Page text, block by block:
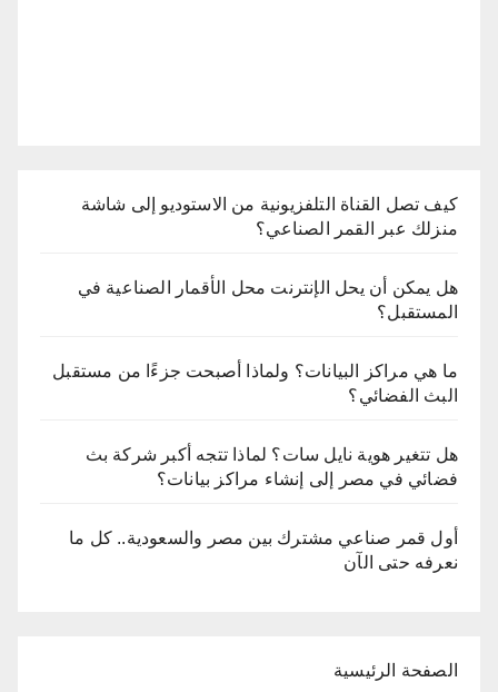
كيف تصل القناة التلفزيونية من الاستوديو إلى شاشة
منزلك عبر القمر الصناعي؟
هل يمكن أن يحل الإنترنت محل الأقمار الصناعية في
المستقبل؟
ما هي مراكز البيانات؟ ولماذا أصبحت جزءًا من مستقبل
البث الفضائي؟
هل تتغير هوية نايل سات؟ لماذا تتجه أكبر شركة بث
فضائي في مصر إلى إنشاء مراكز بيانات؟
أول قمر صناعي مشترك بين مصر والسعودية.. كل ما
نعرفه حتى الآن
الصفحة الرئيسية